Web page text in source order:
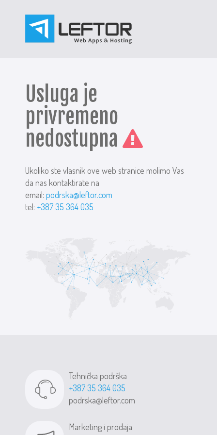
Usluga je
privremeno
nedostupna
Ukoliko ste vlasnik ove web stranice molimo Vas
da nas kontaktirate na
email:podrska@leftor.com
tel: +387 35 364 035
Tehnička podrška
+387 35 364 035
podrska@leftor.com
Marketing i prodaja